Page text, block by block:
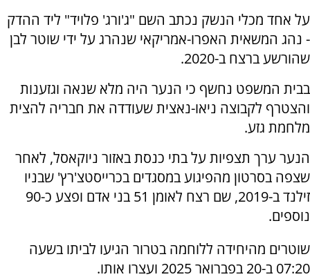
על אחד מכלי הנשק נכתב השם "ג'ורג' פלויד" ליד ההדק
- נהג המשאית האפרו-אמריקאי שנהרג על ידי שוטר לבן
שהורשע ברצח ב-2020.
בבית המשפט נחשף כי הנער היה מלא שנאה וגזענות
והצטרף לקבוצה ניאו-נאצית שעודדה את חבריה להצית
מלחמת גזע.
הנער ערך תצפיות על בתי כנסת באזור ניוקאסל, לאחר
שצפה בסרטון מהפיגוע במסגדים בכרייסטצ'רץ' שבניו
זילנד ב-2019, שם רצח לאומן 51 בני אדם ופצע כ-90
נוספים.
שוטרים מהיחידה ללוחמה בטרור הגיעו לביתו בשעה
07:20 ב-20 בפברואר 2025 ועצרו אותו.